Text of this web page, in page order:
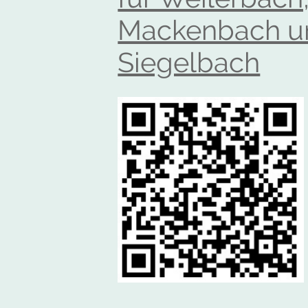
Mackenbach
Siegelbach